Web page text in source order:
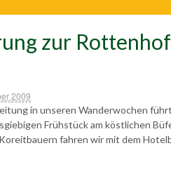
zur
2009
in unseren Wanderwochen
Frühstück am köstlichen
fahren wir mit dem